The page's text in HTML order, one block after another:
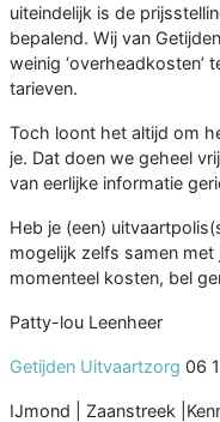
uiteindelijk is de
bepalend. Wij van
weinig ‘overheadkosten’
tarieven.
Toch loont het altijd om
je. Dat doen we geheel
van eerlijke informatie
Heb je (een)
mogelijk zelfs samen met
momenteel kosten, bel
Patty-lou Leenheer
Getijden Uitvaartzorg 06
IJmond | Zaanstreek